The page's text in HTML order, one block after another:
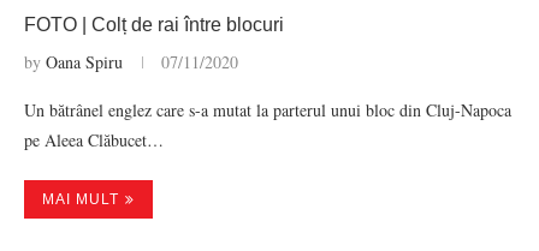
FOTO | Colț de rai între blocuri
by Oana Spiru 07/11/2020
Un bătrânel englez care s-a mutat la parterul unui bloc din Cluj-Napoca
pe Aleea Clăbucet…
MAI MULT